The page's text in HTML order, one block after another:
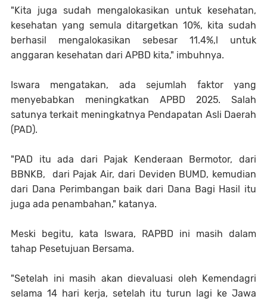
"Kita juga sudah mengalokasikan untuk kesehatan,
kesehatan yang semula ditargetkan 10%, kita sudah
berhasil mengalokasikan sebesar 11.4%,l untuk
anggaran kesehatan dari APBD kita," imbuhnya.
Iswara mengatakan, ada sejumlah faktor yang
menyebabkan meningkatkan APBD 2025. Salah
satunya terkait meningkatnya Pendapatan Asli Daerah
(PAD).
"PAD itu ada dari Pajak Kenderaan Bermotor, dari
BBNKB, dari Pajak Air, dari Deviden BUMD, kemudian
dari Dana Perimbangan baik dari Dana Bagi Hasil itu
juga ada penambahan," katanya.
Meski begitu, kata Iswara, RAPBD ini masih dalam
tahap Pesetujuan Bersama.
"Setelah ini masih akan dievaluasi oleh Kemendagri
selama 14 hari kerja, setelah itu turun lagi ke Jawa